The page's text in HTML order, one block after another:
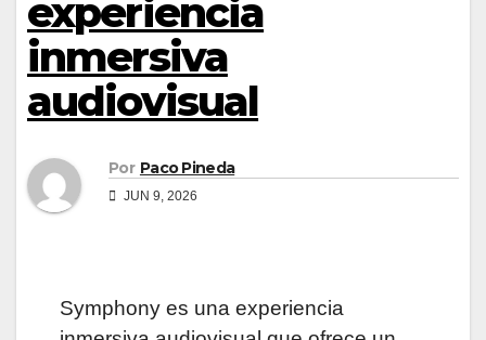
experiencia
inmersiva
audiovisual
Por Paco Pineda
JUN 9, 2026
Symphony es una experiencia